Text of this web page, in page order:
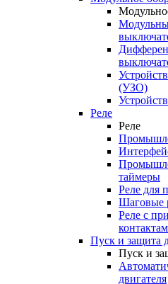
(УЗО)
Реле
Реле
таймеры
Реле для
Шаговые
Реле с
Пуск и защита
Пуск и
двигателя